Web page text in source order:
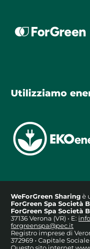
Utilizziamo
WeForGreen Sharingè
ForGreen Spa Società
ForGreen Spa Società
37136 Verona (VR) • E:
forgreenspa@pec.it
Registro imprese di
372969 • Capitale